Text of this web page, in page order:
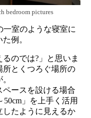
bedroom pictures
一室のような寝室に
例。
のでは?」と思いま
所とくつろぐ場所の
ースを設ける場合
」を上手く活用
たように見えるか